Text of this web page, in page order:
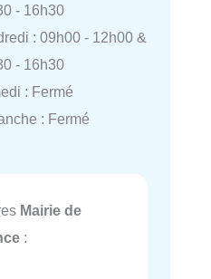
- 16h30
: 09h00 - 12h00 &
- 16h30
: Fermé
: Fermé
Mairie de
: